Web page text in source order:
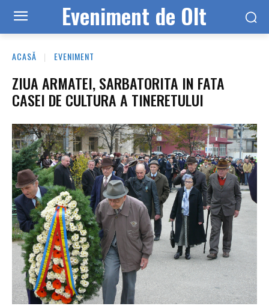
Eveniment de Olt
ACASĂ EVENIMENT
ZIUA ARMATEI, SARBATORITA IN FATA
CASEI DE CULTURA A TINERETULUI